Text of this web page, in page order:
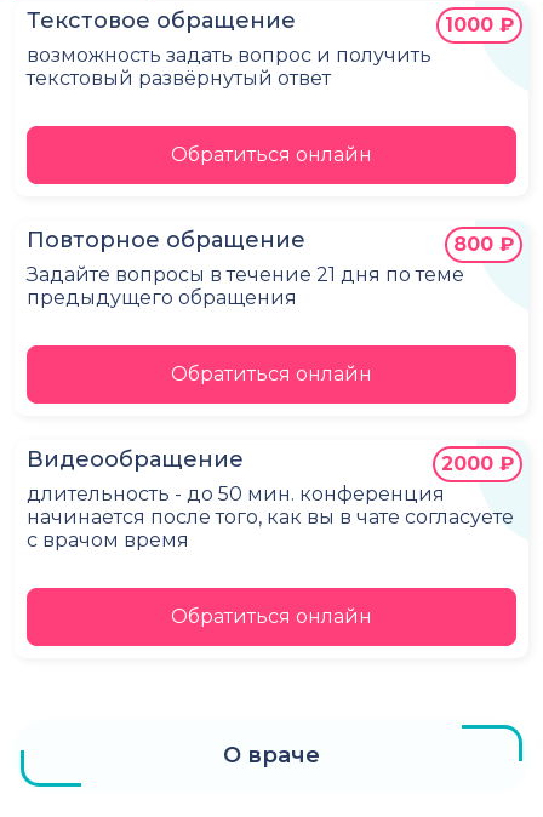
Текстовое обращение
возможность задать вопрос и получить
текстовый развёрнутый ответ
1000 ₽
Обратиться онлайн
Повторное обращение
Задайте вопросы в течение 21 дня по теме
предыдущего обращения
800 ₽
Обратиться онлайн
Видеообращение
длительность - до 50 мин. конференция
начинается после того, как вы в чате согласуете
с врачом время
2000 ₽
Обратиться онлайн
О враче